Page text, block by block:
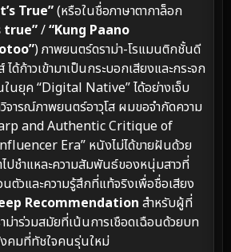
True”(หรือในชื่อภาษาตากาล็อก
true”/“Kung Paano
) ภาพยนตร์ดราม่า-โรแมนติกชั้นดี
ด้ก้าวเข้ามาเป็นกระบอกเสียงและกระจก
นยุค “Digital Native” ได้อย่างเจ็บ
จารณ์ภาพยนตร์อาวุโส ผมขอจำกัดความ
and Authentic Critique of
Era” หนังไม่ได้ขายฝันด้วย
ปชำแหละความสัมพันธ์ของหนุ่มสาวที่
ตัวและความรู้สึกที่แท้จริงเพื่อชื่อเสียง
Recommendation สำหรับผู้ที่
าร่วมสมัยที่เน้นการเชือดเฉือนด้วยบท
คมที่ทัชใจคนรุ่นใหม่